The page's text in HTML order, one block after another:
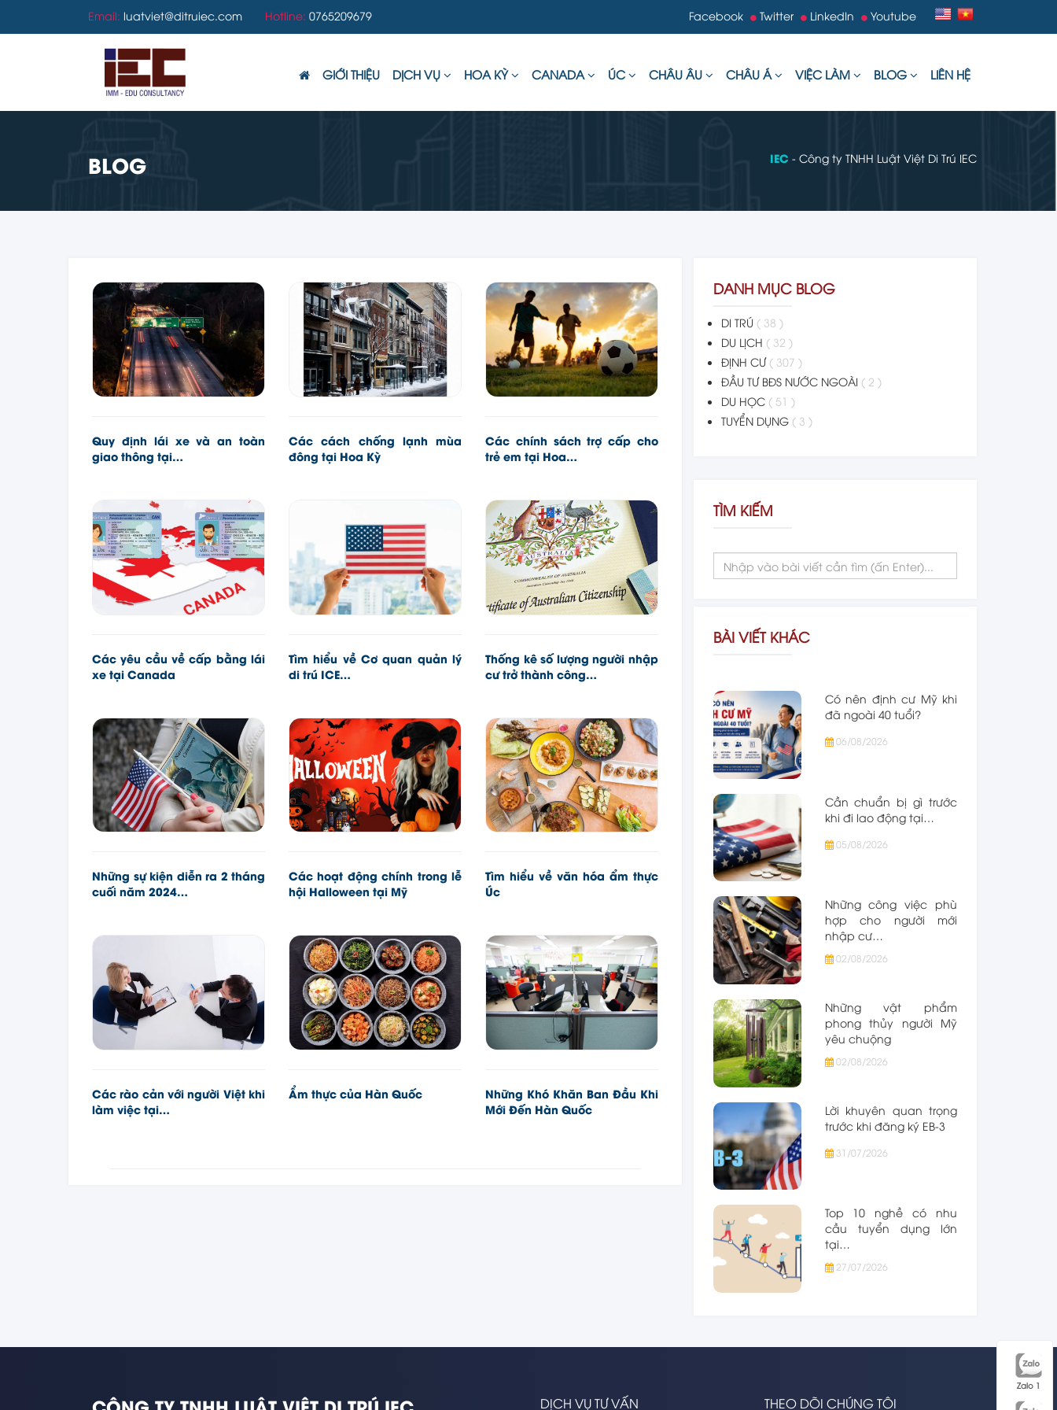
Email: luatviet@ditruiec.com Hotline: 0765209679 Facebook Twitter LinkedIn Youtube
GIỚI THIỆU DỊCH VỤ HOA KỲ CANADA ÚC CHÂU ÂU CHÂU Á VIỆC LÀM BLOG LIÊN HỆ
BLOG IEC - Công ty TNHH Luật Việt Di Trú IEC
Quy định lái xe và an toàn
giao thông tại…
Các cách chống lạnh mùa
đông tại Hoa Kỳ
Các chính sách trợ cấp cho
trẻ em tại Hoa…
Các yêu cầu về cấp bằng lái
xe tại Canada
Tìm hiểu về Cơ quan quản lý
di trú ICE…
Thống kê số lượng người nhập
cư trở thành công…
Những sự kiện diễn ra 2 tháng
cuối năm 2024…
Các hoạt động chính trong lễ
hội Halloween tại Mỹ
Tìm hiểu về văn hóa ẩm thực
Úc
Các rào cản với người Việt khi
làm việc tại…
Ẩm thực của Hàn Quốc
Những Khó Khăn Ban Đầu Khi
Mới Đến Hàn Quốc
DANH MỤC BLOG
DI TRÚ ( 38 )
DU LỊCH ( 32 )
ĐỊNH CƯ ( 307 )
ĐẦU TƯ BĐS NƯỚC NGOÀI ( 2 )
DU HỌC ( 51 )
TUYỂN DỤNG ( 3 )
TÌM KIẾM
BÀI VIẾT KHÁC
Có nên định cư Mỹ khi
đã ngoài 40 tuổi?
06/08/2026
Cần chuẩn bị gì trước
khi đi lao động tại…
05/08/2026
Những công việc phù
hợp cho người mới
nhập cư…
02/08/2026
Những vật phẩm
phong thủy người Mỹ
yêu chuộng
02/08/2026
Lời khuyên quan trọng
trước khi đăng ký EB-3
31/07/2026
Top 10 nghề có nhu
cầu tuyển dụng lớn
tại…
27/07/2026
DỊCH VỤ TƯ VẤN THEO DÕI CHÚNG TÔI
Zalo 1